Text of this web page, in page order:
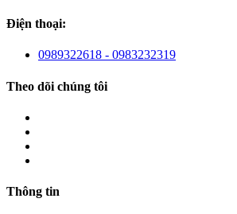
Điện thoại:
0989322618 - 0983232319
Theo dõi chúng tôi
Thông tin